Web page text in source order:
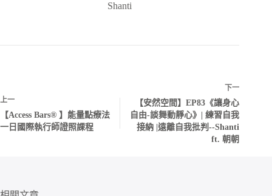
Shanti
上一
【Access Bars® 】能量點療法
一日國際執行師證照課程
下一
【安然空間】EP83《讓身心
自由-談舞動靜心》| 練習自我
接納 |遠離自我批判--Shanti
ft. 朝朝